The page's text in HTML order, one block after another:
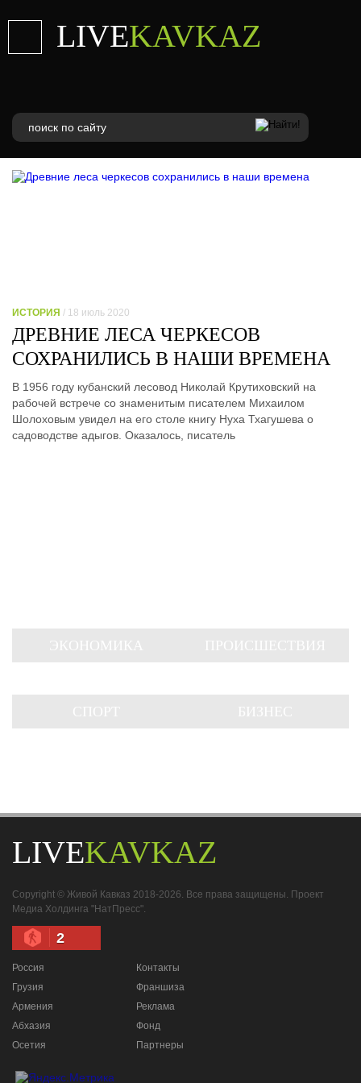
LIVEKAVKAZ
ИСТОРИЯ / 18 июль 2020
ДРЕВНИЕ ЛЕСА ЧЕРКЕСОВ
СОХРАНИЛИСЬ В НАШИ ВРЕМЕНА
В 1956 году кубанский лесовод Николай Крутиховский на
рабочей встрече со знаменитым писателем Михаилом
Шолоховым увидел на его столе книгу Нуха Тхагушева о
садоводстве адыгов. Оказалось, писатель
LIVEKAVKAZ
Copyright © Живой Кавказ 2018-2026. Все права защищены. Проект
Медиа Холдинга "НатПресс".
2
Россия
Грузия
Армения
Абхазия
Осетия
Контакты
Франшиза
Реклама
Фонд
Партнеры